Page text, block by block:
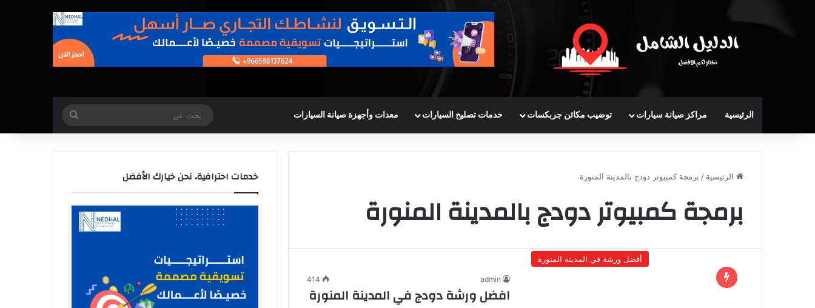
الرئيسية مراكز صيانة سيارات توضيب مكائن جربكسات خدمات تصليح السيارات معدات وأجهزة صيانة السيارات
عن
الرئيسية / برمجة كمبيوتر دودج بالمدينة المنورة
برمجة كمبيوتر دودج بالمدينة المنورة
أفضل ورشة في المدينة المنورة
admin
414
افضل ورشة دودج في المدينة المنورة
خدمات احترافية، نحن خيارك الأفضل